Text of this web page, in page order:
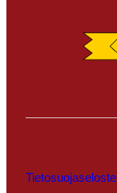
Tietosuojaseloste